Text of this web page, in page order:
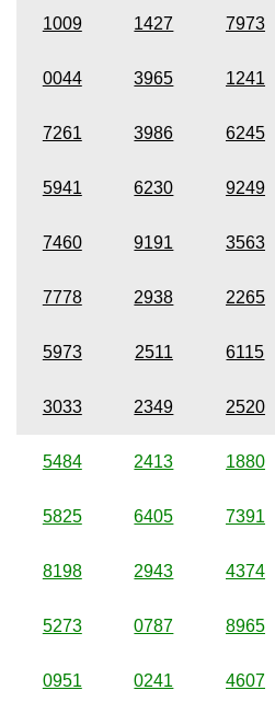
1009 1427 7973
0044 3965 1241
7261 3986 6245
5941 6230 9249
7460 9191 3563
7778 2938 2265
5973 2511 6115
3033 2349 2520
5484 2413 1880
5825 6405 7391
8198 2943 4374
5273 0787 8965
0951 0241 4607